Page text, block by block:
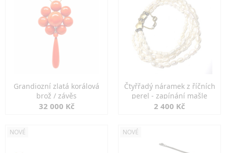
Grandiozní zlatá korálová
brož / závěs
32 000 Kč
Čtyřřadý náramek z říčních
perel - zapínání mašle
2 400 Kč
NOVÉ NOVÉ